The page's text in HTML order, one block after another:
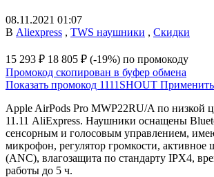
08.11.2021 01:07
В Aliexpress , TWS наушники , Скидки
15 293 ₽ 18 805 ₽ (-19%) по промокоду
Промокод скопирован в буфер обмена
Показать промокод 1111SHOUT
Apple AirPods Pro MWP22RU/A по низкой
11.11 AliExpress. Наушники оснащены
сенсорным и голосовым управлением,
микрофон, регулятор громкости,
(ANC), влагозащита по стандарту IPX4,
работы до 5 ч.